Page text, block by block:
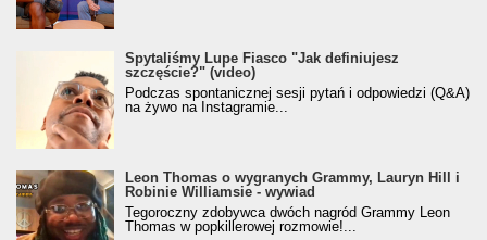
Spytaliśmy Lupe Fiasco "Jak definiujesz
szczęście?" (video)
Podczas spontanicznej sesji pytań i odpowiedzi (Q&A)
na żywo na Instagramie...
Leon Thomas o wygranych Grammy, Lauryn Hill i
Robinie Williamsie - wywiad
Tegoroczny zdobywca dwóch nagród Grammy Leon
Thomas w popkillerowej rozmowie!...